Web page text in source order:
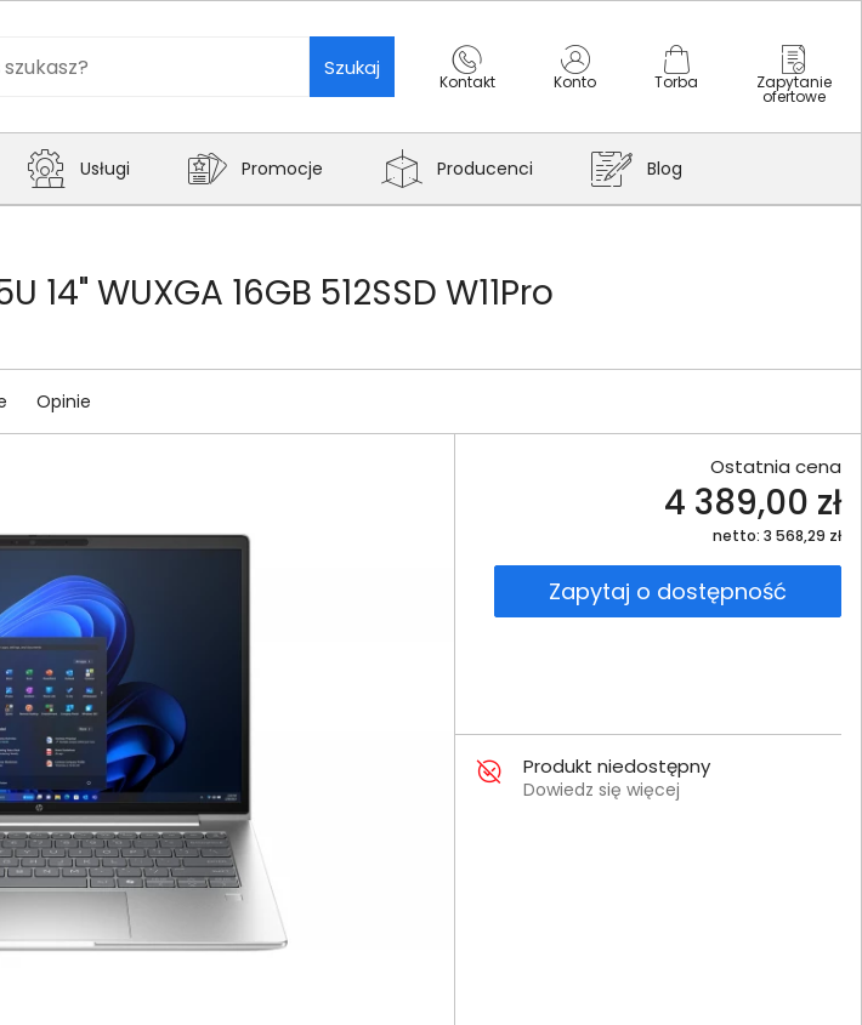
Szukaj
Kontakt Konto Torba Zapytanie
ofertowe
Usługi Promocje Producenci Blog
14" WUXGA 16GB 512SSD W11Pro
Opinie
Ostatnia cena
4 389,00 zł
netto: 3 568,29 zł
Zapytaj o dostępność
Produkt niedostępny
Dowiedz się więcej